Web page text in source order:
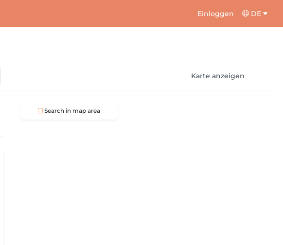
Einloggen DE
Karte anzeigen
Search in map area